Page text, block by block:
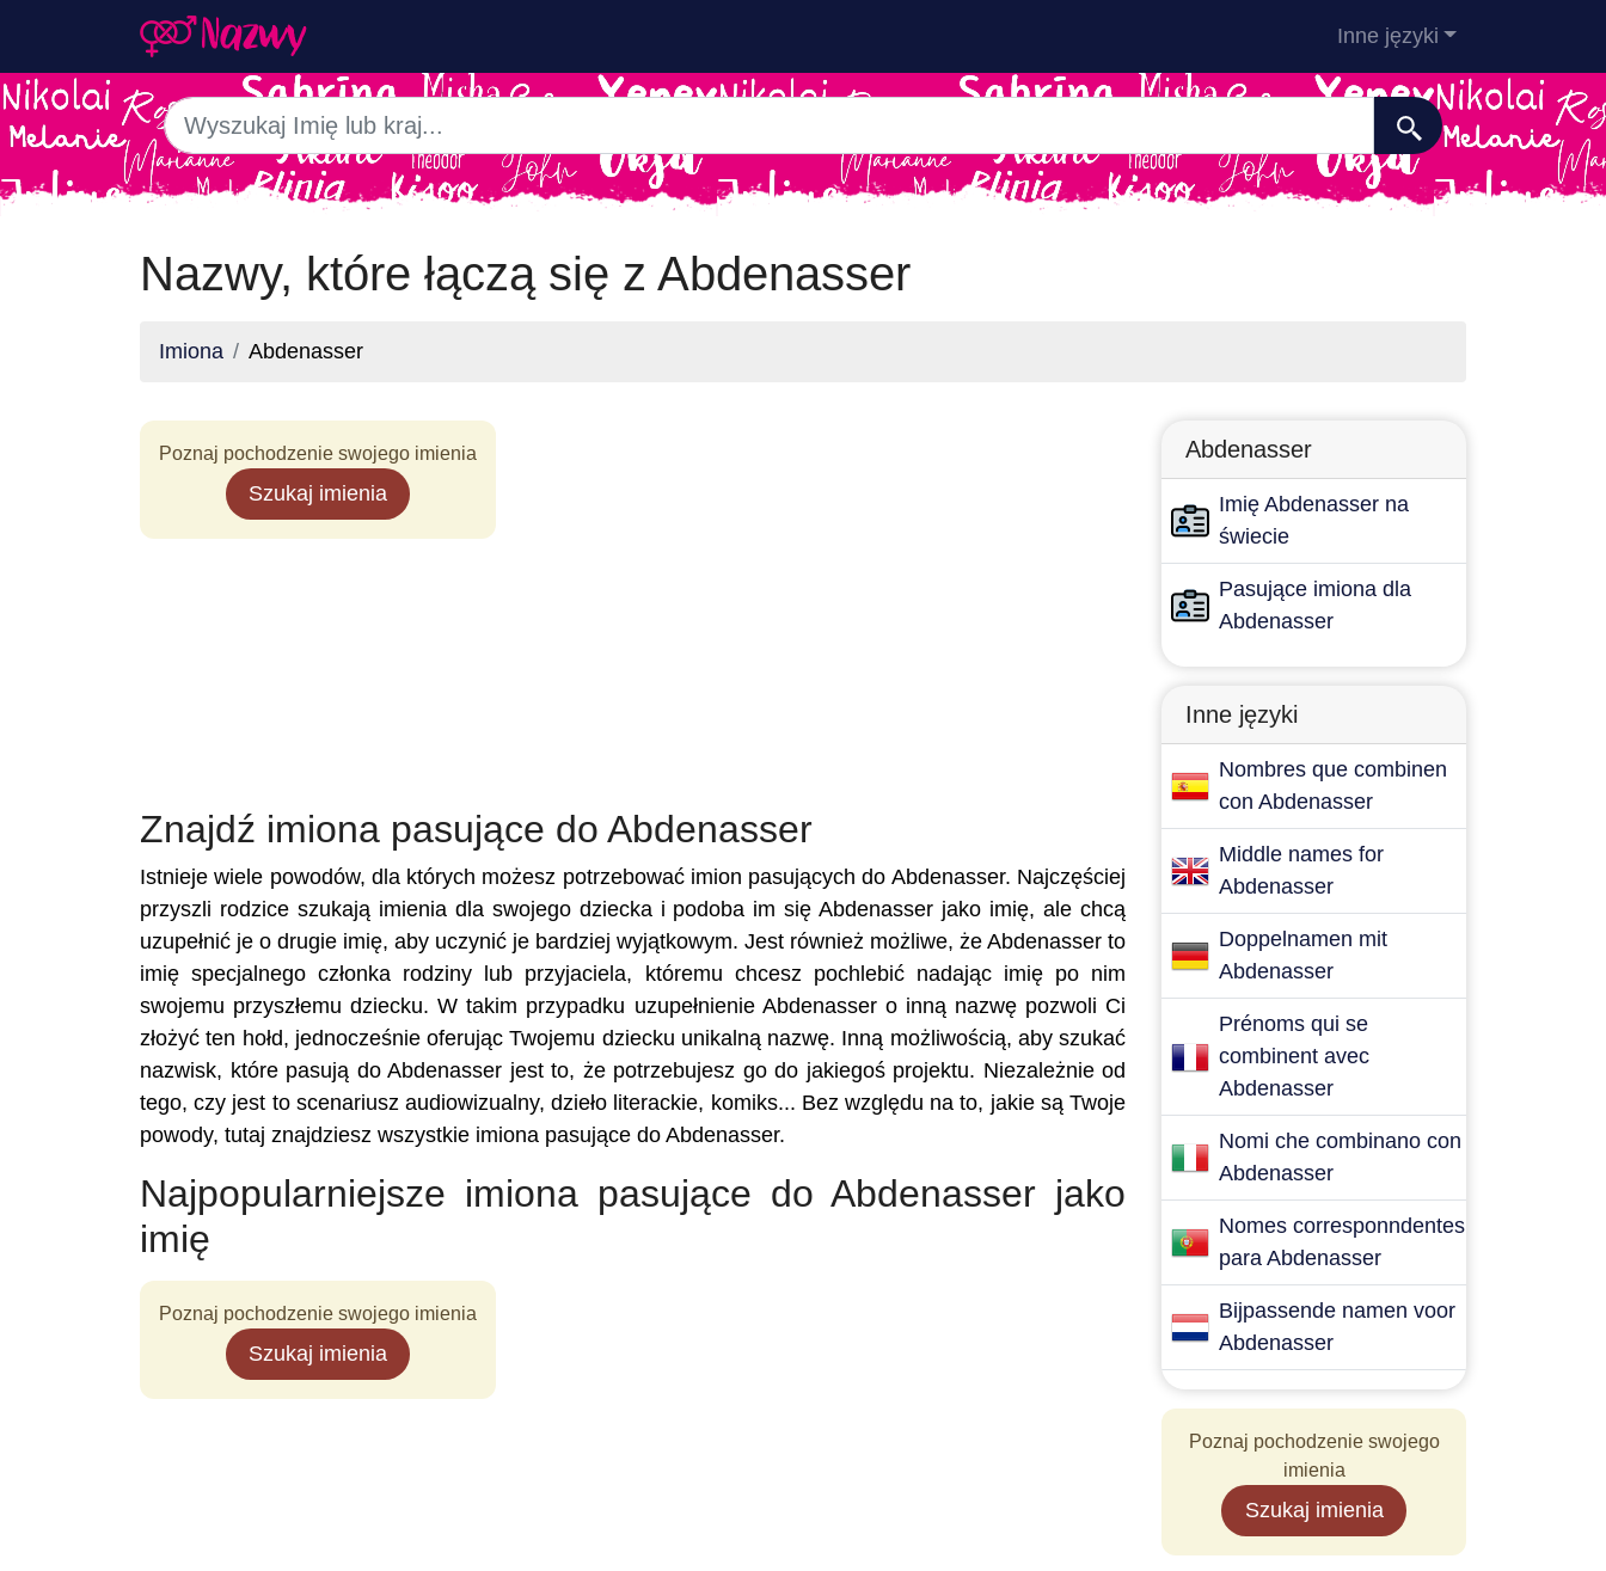
Inne języki
Nazwy, które łączą się z Abdenasser
Imiona Abdenasser
Poznaj pochodzenie swojego imienia
Szukaj imienia
Znajdź imiona pasujące do Abdenasser
Istnieje wiele powodów, dla których możesz potrzebować imion pasujących do Abdenasser. Najczęściej
przyszli rodzice szukają imienia dla swojego dziecka i podoba im się Abdenasser jako imię, ale chcą
uzupełnić je o drugie imię, aby uczynić je bardziej wyjątkowym. Jest również możliwe, że Abdenasser to
imię specjalnego członka rodziny lub przyjaciela, któremu chcesz pochlebić nadając imię po nim
swojemu przyszłemu dziecku. W takim przypadku uzupełnienie Abdenasser o inną nazwę pozwoli Ci
złożyć ten hołd, jednocześnie oferując Twojemu dziecku unikalną nazwę. Inną możliwością, aby szukać
nazwisk, które pasują do Abdenasser jest to, że potrzebujesz go do jakiegoś projektu. Niezależnie od
tego, czy jest to scenariusz audiowizualny, dzieło literackie, komiks... Bez względu na to, jakie są Twoje
powody, tutaj znajdziesz wszystkie imiona pasujące do Abdenasser.
Najpopularniejsze imiona pasujące do Abdenasser jako
imię
Poznaj pochodzenie swojego imienia
Szukaj imienia
Abdenasser
Imię Abdenasser na
świecie
Pasujące imiona dla
Abdenasser
Inne języki
Nombres que combinen
con Abdenasser
Middle names for
Abdenasser
Doppelnamen mit
Abdenasser
Prénoms qui se
combinent avec
Abdenasser
Nomi che combinano con
Abdenasser
Nomes corresponndentes
para Abdenasser
Bijpassende namen voor
Abdenasser
Poznaj pochodzenie swojego
imienia
Szukaj imienia